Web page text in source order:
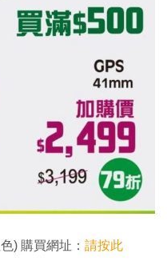
) 購買網址： 請按此